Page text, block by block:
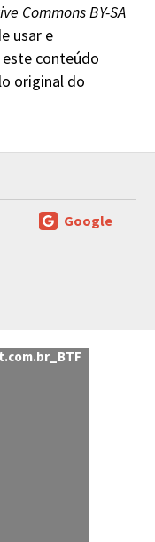
Commons BY-SA
usar e
conteúdo
original do
Google